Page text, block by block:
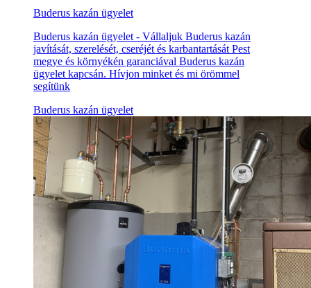
Buderus kazán ügyelet
Buderus kazán ügyelet - Vállaljuk Buderus kazán
javítását, szerelését, cseréjét és karbantartását Pest
megye és környékén garanciával Buderus kazán
ügyelet kapcsán. Hívjon minket és mi örömmel
segítünk
Buderus kazán ügyelet